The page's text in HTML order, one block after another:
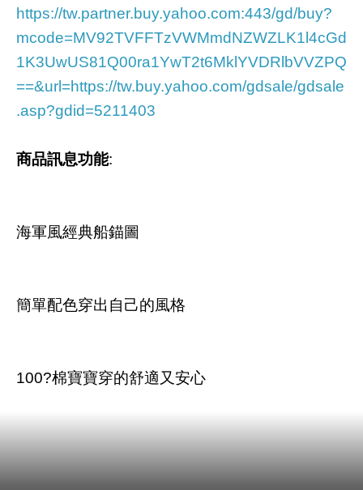
https://tw.partner.buy.yahoo.com:443/gd/buy?
mcode=MV92TVFFTzVWMmdNZWZLK1l4cGd
1K3UwUS81Q00ra1YwT2t6MklYVDRlbVVZPQ
==&url=https://tw.buy.yahoo.com/gdsale/gdsale
.asp?gdid=5211403
商品訊息功能:
海軍風經典船錨圖
簡單配色穿出自己的風格
100?棉寶寶穿的舒適又安心